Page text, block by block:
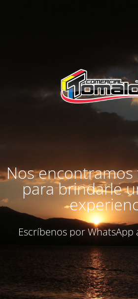
Nos encontramos
para brindarle
Escríbenos por WhatsApp